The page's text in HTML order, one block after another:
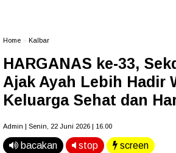
Home Kalbar
HARGANAS ke-33,
Ajak Ayah Lebih Hadir
Keluarga Sehat dan
Admin | Senin, 22 Juni 2026 | 16.00
bacakan stop screen